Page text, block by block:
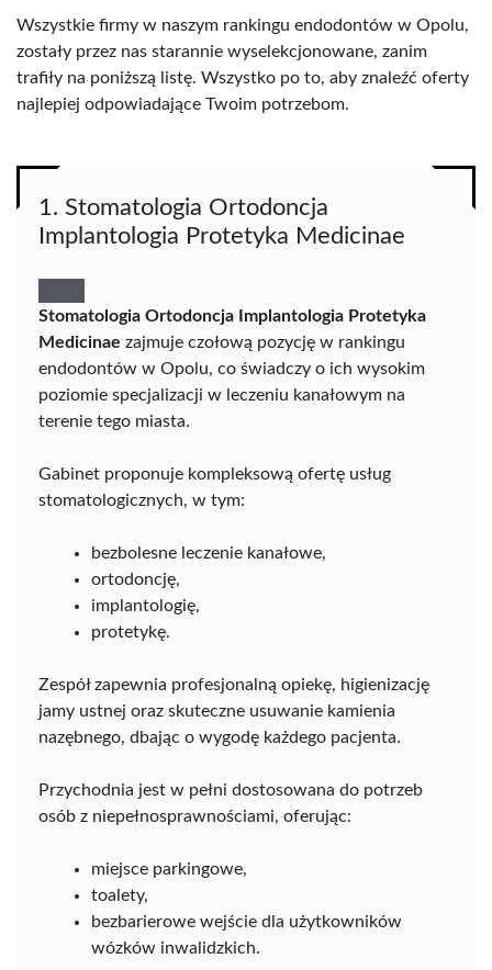
Wszystkie firmy w naszym rankingu endodontów w Opolu,
zostały przez nas starannie wyselekcjonowane, zanim
trafiły na poniższą listę. Wszystko po to, aby znaleźć oferty
najlepiej odpowiadające Twoim potrzebom.
1. Stomatologia Ortodoncja
Implantologia Protetyka Medicinae
Stomatologia Ortodoncja Implantologia Protetyka
Medicinae zajmuje czołową pozycję w rankingu
endodontów w Opolu, co świadczy o ich wysokim
poziomie specjalizacji w leczeniu kanałowym na
terenie tego miasta.
Gabinet proponuje kompleksową ofertę usług
stomatologicznych, w tym:
bezbolesne leczenie kanałowe,
ortodoncję,
implantologię,
protetykę.
Zespół zapewnia profesjonalną opiekę, higienizację
jamy ustnej oraz skuteczne usuwanie kamienia
nazębnego, dbając o wygodę każdego pacjenta.
Przychodnia jest w pełni dostosowana do potrzeb
osób z niepełnosprawnościami, oferując:
miejsce parkingowe,
toalety,
bezbarierowe wejście dla użytkowników
wózków inwalidzkich.